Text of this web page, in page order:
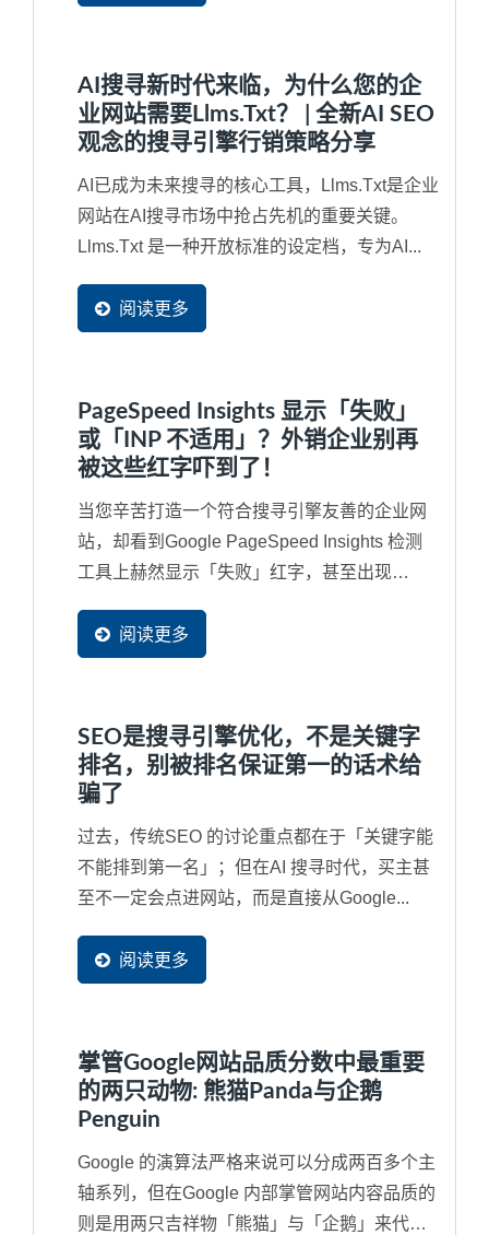
AI搜寻新时代来临，为什么您的企
业网站需要llms.txt？ | 全新AI SEO
观念的搜寻引擎行销策略分享
AI已成为未来搜寻的核心工具，llms.txt是企业
网站在AI搜寻市场中抢占先机的重要关键。
Llms.txt 是一种开放标准的设定档，专为AI...
阅读更多
PageSpeed Insights 显示「失败」
或「INP 不适用」？外销企业别再
被这些红字吓到了！
当您辛苦打造一个符合搜寻引擎友善的企业网
站，却看到Google PageSpeed Insights 检测
工具上赫然显示「失败」红字，甚至出现
阅读更多
SEO是搜寻引擎优化，不是关键字
排名，别被排名保证第一的话术给
骗了
过去，传统SEO 的讨论重点都在于「关键字能
不能排到第一名」；但在AI 搜寻时代，买主甚
至不一定会点进网站，而是直接从Google...
阅读更多
掌管Google网站品质分数中最重要
的两只动物: 熊猫Panda与企鹅
Penguin
Google 的演算法严格来说可以分成两百多个主
轴系列，但在Google 内部掌管网站内容品质的
则是用两只吉祥物「熊猫」与「企鹅」来代